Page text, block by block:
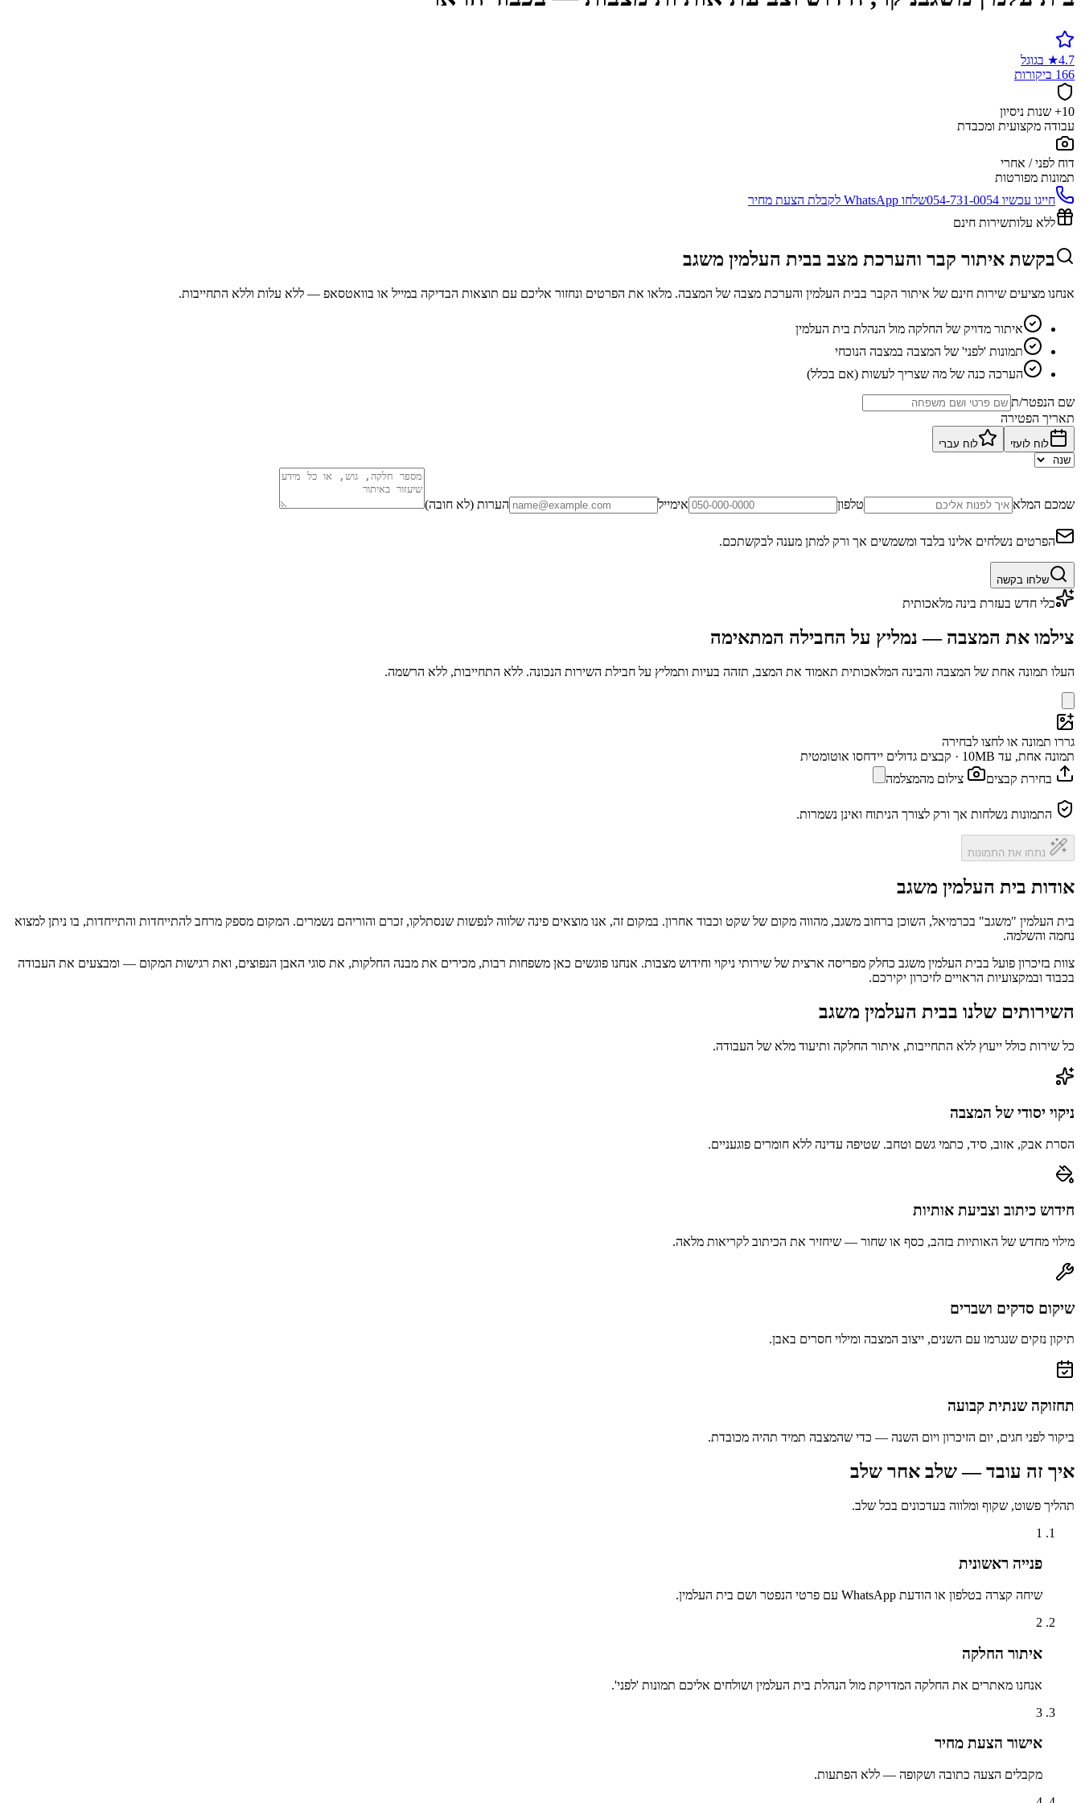
4.7
★ בגוגל
166 ביקורות
10+ שנות ניסיון
עבודה מקצועית ומכבדת
דוח לפני / אחרי
תמונות מפורטות
חייגו עכשיו 054-731-0054שלחו WhatsApp לקבלת הצעת מחיר
ללא עלותשירות חינם
בקשת איתור קבר והערכת מצב בבית העלמין משגב
אנחנו מציעים שירות חינם של איתור הקבר בבית העלמין והערכת מצבה של המצבה. מלאו את הפרטים ונחזור אליכם עם תוצאות הבדיקה במייל או בוואטסאפ — ללא עלות וללא התחייבות.
איתור מדויק של החלקה מול הנהלת בית העלמין
תמונות 'לפני' של המצבה במצבה הנוכחי
הערכה כנה של מה שצריך לעשות (אם בכלל)
שם הנפטר/ת
תאריך הפטירה
לוח לועזי לוח עברי
שמכם המלא טלפון אימייל הערות (לא חובה)
הפרטים נשלחים אלינו בלבד ומשמשים אך ורק למתן מענה לבקשתכם.
שלחו בקשה
כלי חדש בעזרת בינה מלאכותית
צילמו את המצבה — נמליץ על החבילה המתאימה
העלו תמונה אחת של המצבה והבינה המלאכותית תאמוד את המצב, תזהה בעיות ותמליץ על חבילת השירות הנכונה. ללא התחייבות, ללא הרשמה.
גררו תמונה או לחצו לבחירה
תמונה אחת, עד 10MB · קבצים גדולים יידחסו אוטומטית
בחירת קבצים
צילום מהמצלמה
התמונות נשלחות אך ורק לצורך הניתוח ואינן נשמרות.
נתחו את התמונות
אודות בית העלמין משגב
בית העלמין "משגב" בכרמיאל, השוכן ברחוב משגב, מהווה מקום של שקט וכבוד אחרון. במקום זה, אנו מוצאים פינה שלווה לנפשות שנסתלקו, זכרם והוריהם נשמרים. המקום מספק מרחב להתייחדות והתייחדות, בו ניתן למצוא
נחמה והשלמה.
צוות בזיכרון פועל בבית העלמין משגב כחלק מפריסה ארצית של שירותי ניקוי וחידוש מצבות. אנחנו פוגשים כאן משפחות רבות, מכירים את מבנה החלקות, את סוגי האבן הנפוצים, ואת רגישות המקום — ומבצעים את העבודה
בכבוד ובמקצועיות הראויים לזיכרון יקירכם.
השירותים שלנו בבית העלמין משגב
כל שירות כולל ייעוץ ללא התחייבות, איתור החלקה ותיעוד מלא של העבודה.
ניקוי יסודי של המצבה
הסרת אבק, אזוב, סיד, כתמי גשם וטחב. שטיפה עדינה ללא חומרים פוגעניים.
חידוש כיתוב וצביעת אותיות
מילוי מחדש של האותיות בזהב, כסף או שחור — שיחזיר את הכיתוב לקריאות מלאה.
שיקום סדקים ושברים
תיקון נזקים שנגרמו עם השנים, ייצוב המצבה ומילוי חסרים באבן.
תחזוקה שנתית קבועה
ביקור לפני חגים, יום הזיכרון ויום השנה — כדי שהמצבה תמיד תהיה מכובדת.
איך זה עובד — שלב אחר שלב
תהליך פשוט, שקוף ומלווה בעדכונים בכל שלב.
1
פנייה ראשונית
שיחה קצרה בטלפון או הודעת WhatsApp עם פרטי הנפטר ושם בית העלמין.
2
איתור החלקה
אנחנו מאתרים את החלקה המדויקת מול הנהלת בית העלמין ושולחים אליכם תמונות 'לפני'.
3
אישור הצעת מחיר
מקבלים הצעה כתובה ושקופה — ללא הפתעות.